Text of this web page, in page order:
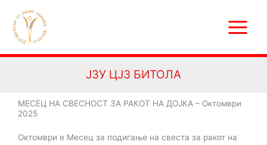
content
Menu
ЈЗУ ЦЈЗ БИТОЛА
МЕСЕЦ НА СВЕСНОСТ ЗА РАКОТ НА ДОЈКА – Октомври
2025
Октомври е Месец за подигање на свеста за ракот на